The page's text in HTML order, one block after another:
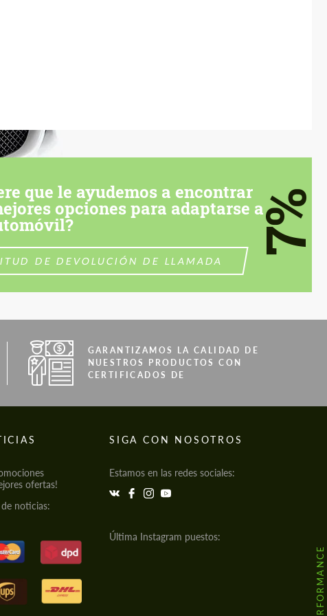
que le ayudemos a encontrar
opciones para adaptarse a
DE DEVOLUCIÓN DE LLAMADA
7%
GARANTIZAMOS LA CALIDAD DE
NUESTROS PRODUCTOS CON
CERTIFICADOS DE
ofertas!
noticias:
SIGA CON NOSOTROS
Estamos en las redes sociales:
Última Instagram puestos: